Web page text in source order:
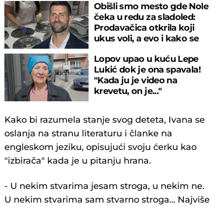
Obišli smo mesto gde Nole
čeka u redu za sladoled:
Prodavačica otkrila koji
ukus voli, a evo i kako se
Lopov upao u kuću Lepe
Lukić dok je ona spavala!
"Kada ju je video na
krevetu, on je..."
Kako bi razumela stanje svog deteta, Ivana se
oslanja na stranu literaturu i članke na
engleskom jeziku, opisujući svoju ćerku kao
"izbirača" kada je u pitanju hrana.
- U nekim stvarima jesam stroga, u nekim ne.
U nekim stvarima sam stvarno stroga... Najviše